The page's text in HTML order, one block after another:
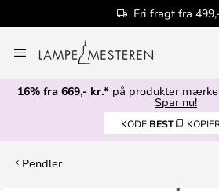
Fri fragt fra
to
Content
16% fra 669,- kr.* på produkter
Spar nu!
KODE:BEST
Pendler